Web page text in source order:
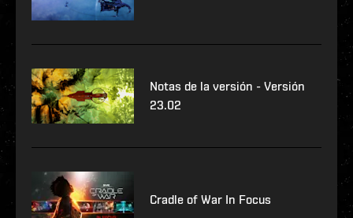
Notas de la versión - Versión
23.02
Cradle of War In Focus